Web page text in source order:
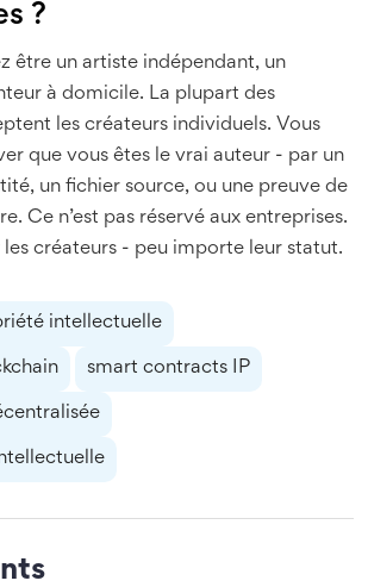
?
être un artiste indépendant, un
à domicile. La plupart des
les créateurs individuels. Vous
que vous êtes le vrai auteur - par un
un fichier source, ou une preuve de
Ce n’est pas réservé aux entreprises.
les créateurs - peu importe leur statut.
intellectuelle
smart contracts IP